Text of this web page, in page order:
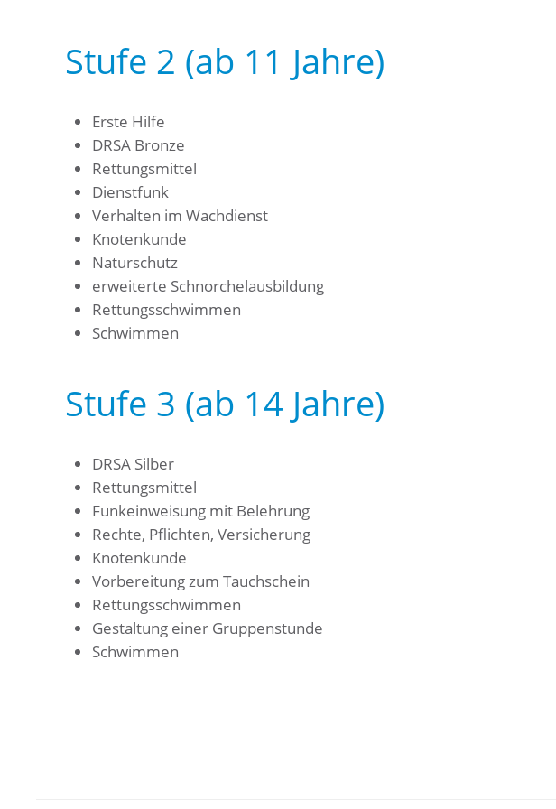
Stufe 2 (ab 11 Jahre)
Erste Hilfe
DRSA Bronze
Rettungsmittel
Dienstfunk
Verhalten im Wachdienst
Knotenkunde
Naturschutz
erweiterte Schnorchelausbildung
Rettungsschwimmen
Schwimmen
Stufe 3 (ab 14 Jahre)
DRSA Silber
Rettungsmittel
Funkeinweisung mit Belehrung
Rechte, Pflichten, Versicherung
Knotenkunde
Vorbereitung zum Tauchschein
Rettungsschwimmen
Gestaltung einer Gruppenstunde
Schwimmen